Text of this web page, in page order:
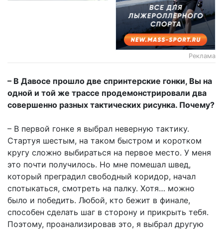
Реклама
– В Давосе прошло две спринтерские гонки, Вы на
одной и той же трассе продемонстрировали два
совершенно разных тактических рисунка. Почему?
– В первой гонке я выбрал неверную тактику.
Стартуя шестым, на таком быстром и коротком
кругу сложно выбираться на первое место. У меня
это почти получилось. Но мне помешал швед,
который преградил свободный коридор, начал
спотыкаться, смотреть на палку. Хотя… можно
было и победить. Любой, кто бежит в финале,
способен сделать шаг в сторону и прикрыть тебя.
Поэтому, проанализировав это, я выбрал другую